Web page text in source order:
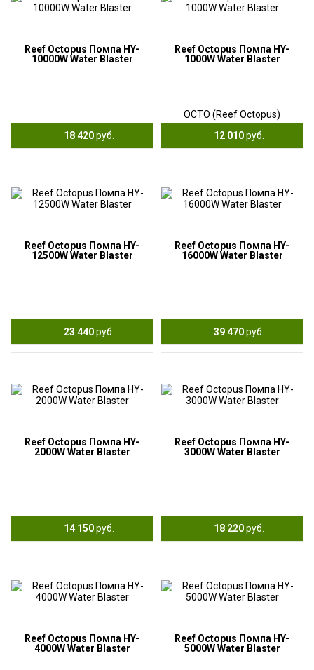
Reef Octopus Помпа HY-
10000W Water Blaster
18 420руб.
Reef Octopus Помпа HY-
1000W Water Blaster
OCTO (Reef Octopus)
12 010руб.
Reef Octopus Помпа HY-
12500W Water Blaster
23 440руб.
Reef Octopus Помпа HY-
16000W Water Blaster
39 470руб.
Reef Octopus Помпа HY-
2000W Water Blaster
14 150руб.
Reef Octopus Помпа HY-
3000W Water Blaster
18 220руб.
Reef Octopus Помпа HY-
4000W Water Blaster
Reef Octopus Помпа HY-
5000W Water Blaster